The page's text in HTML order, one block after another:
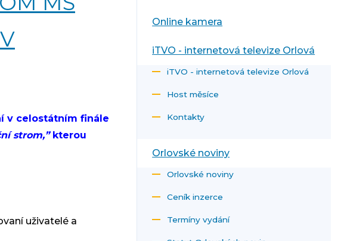
v celostátním finále
strom,” kterou
uživatelé a
Online kamera
iTVO - internetová televize Orlová
iTVO - internetová televize Orlová
Host měsíce
Kontakty
Orlovské noviny
Orlovské noviny
Ceník inzerce
Termíny vydání